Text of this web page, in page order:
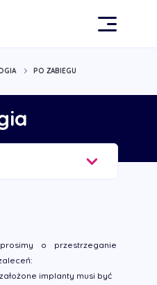
PO ZABIEGU
o przestrzeganie
implanty musi być